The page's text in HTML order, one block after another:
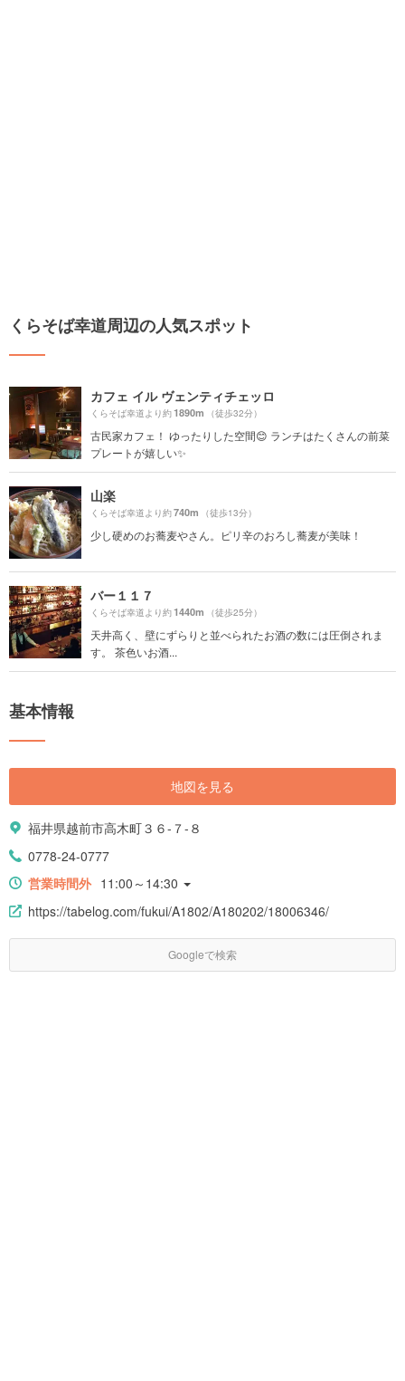
くらそば幸道周辺の人気スポット
カフェ イル ヴェンティチェッロ
くらそば幸道より約1890m （徒歩32分）
古民家カフェ！ ゆったりした空間😊 ランチはたくさんの前菜
プレートが嬉しい✨
山楽
くらそば幸道より約740m （徒歩13分）
少し硬めのお蕎麦やさん。ピリ辛のおろし蕎麦が美味！
バー１１７
くらそば幸道より約1440m （徒歩25分）
天井高く、壁にずらりと並べられたお酒の数には圧倒されま
す。 茶色いお酒...
基本情報
地図を見る
福井県越前市高木町３６-７-８
0778-24-0777
営業時間外 11:00～14:30
https://tabelog.com/fukui/A1802/A180202/18006346/
Googleで検索